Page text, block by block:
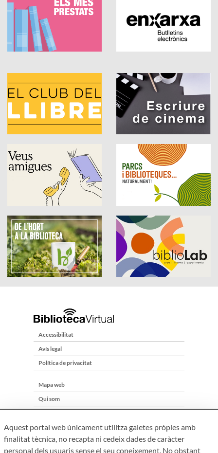
Accessibilitat
Avís legal
Política de privacitat
Mapa web
Qui som
Aquest portal web únicament utilitza galetes pròpies amb
finalitat tècnica, no recapta ni cedeix dades de caràcter
personal dels usuaris sense el seu coneixement. No obstant